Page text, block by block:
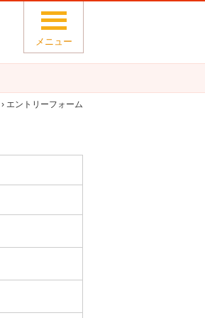
メニュー
› エントリーフォーム